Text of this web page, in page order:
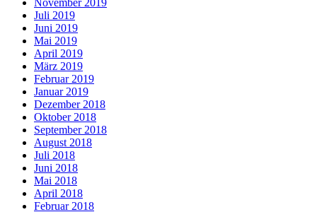
November 2019
Juli 2019
Juni 2019
Mai 2019
April 2019
März 2019
Februar 2019
Januar 2019
Dezember 2018
Oktober 2018
September 2018
August 2018
Juli 2018
Juni 2018
Mai 2018
April 2018
Februar 2018